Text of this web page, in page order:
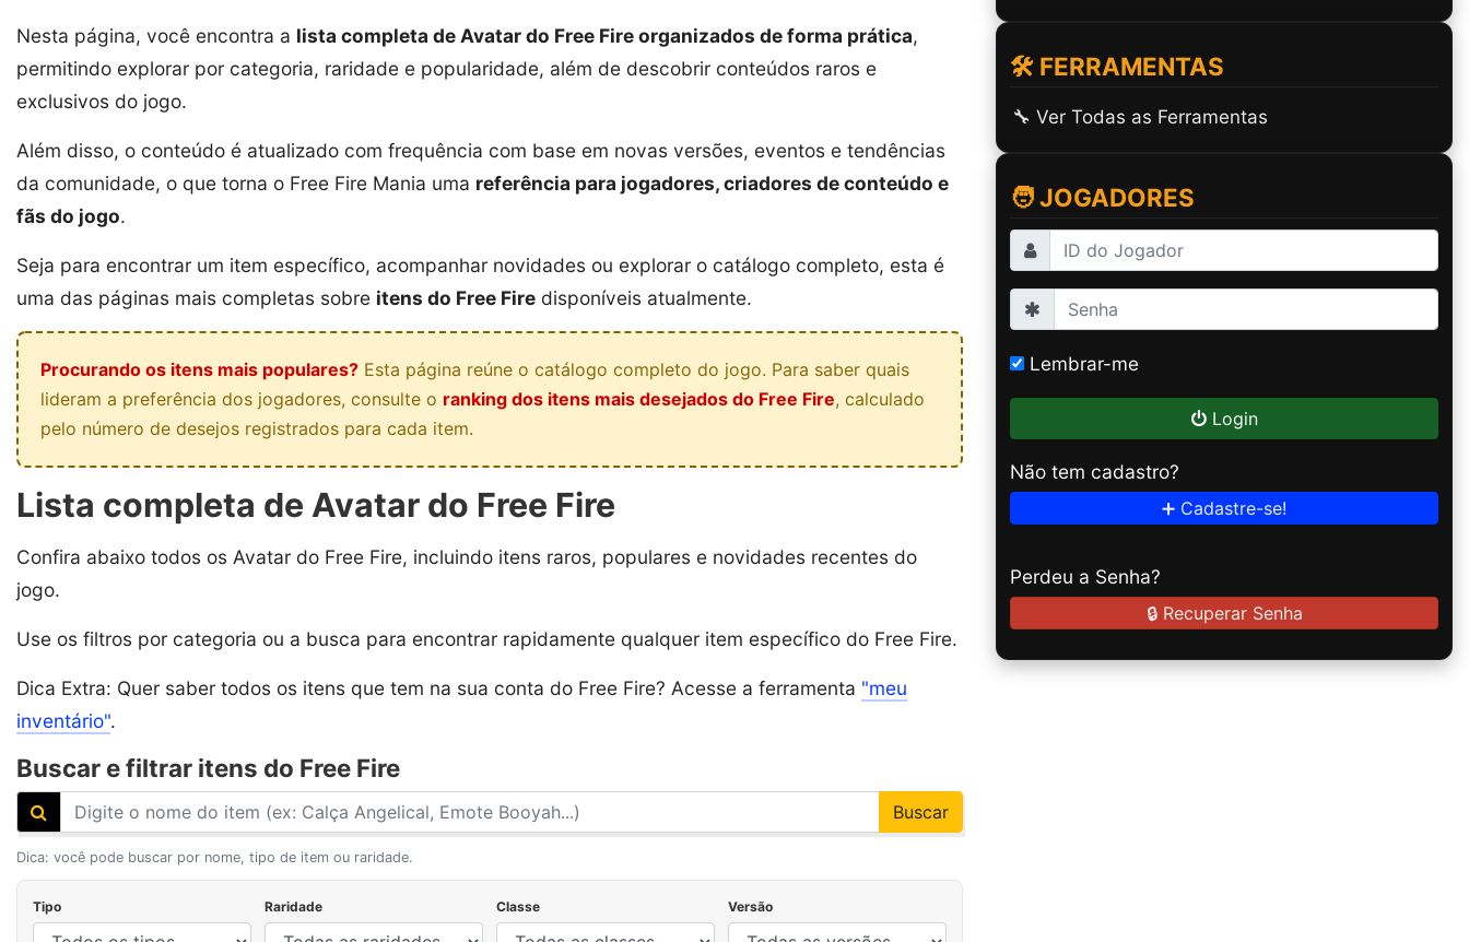
Nesta página, você encontra a lista completa de Avatar do Free Fire organizados de forma prática,
permitindo explorar por categoria, raridade e popularidade, além de descobrir conteúdos raros e
exclusivos do jogo.
Além disso, o conteúdo é atualizado com frequência com base em novas versões, eventos e tendências
da comunidade, o que torna o Free Fire Mania uma referência para jogadores, criadores de conteúdo e
fãs do jogo.
Seja para encontrar um item específico, acompanhar novidades ou explorar o catálogo completo, esta é
uma das páginas mais completas sobre itens do Free Fire disponíveis atualmente.
Procurando os itens mais populares? Esta página reúne o catálogo completo do jogo. Para saber quais
lideram a preferência dos jogadores, consulte o ranking dos itens mais desejados do Free Fire, calculado
pelo número de desejos registrados para cada item.
Lista completa de Avatar do Free Fire
Confira abaixo todos os Avatar do Free Fire, incluindo itens raros, populares e novidades recentes do
jogo.
Use os filtros por categoria ou a busca para encontrar rapidamente qualquer item específico do Free Fire.
Dica Extra: Quer saber todos os itens que tem na sua conta do Free Fire? Acesse a ferramenta "meu
inventário".
Buscar e filtrar itens do Free Fire
Buscar
Dica: você pode buscar por nome, tipo de item ou raridade.
Tipo Raridade Classe Versão
🛠️ FERRAMENTAS
🔧 Ver Todas as Ferramentas
🧑 JOGADORES
Lembrar-me
Login
Não tem cadastro?
➕ Cadastre-se!
Perdeu a Senha?
🔒 Recuperar Senha